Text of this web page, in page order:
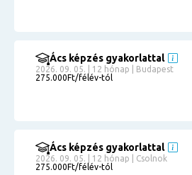
Ács képzés gyakorlattal
2026. 09. 05. | 12 hónap | Budapest
275.000Ft/félév-tól
Ács képzés gyakorlattal
2026. 09. 05. | 12 hónap | Csolnok
275.000Ft/félév-tól